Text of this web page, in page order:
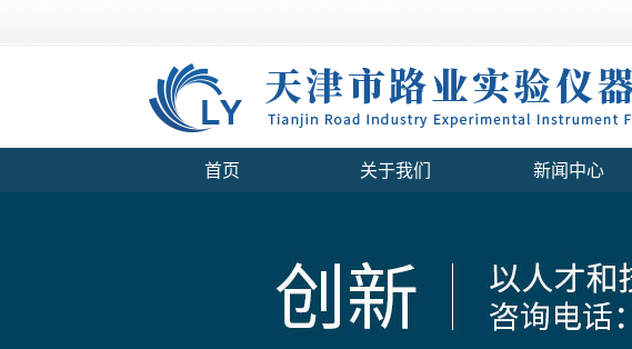
首页 关于我们 新闻中心